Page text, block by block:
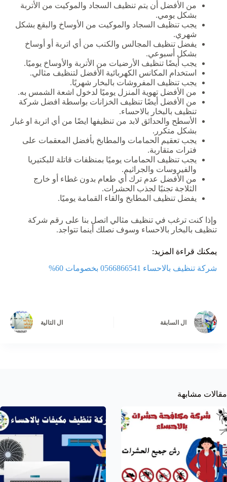
من الأفضل أن يتم تنظيف السجاد والموكيت من الأتربة
بشكل يومي.
يجب تنظيف السجاد والموكيت من الأوساخ والبقع بشكل
شهري.
يفضل تنظيف المجالس والكنب من أي اتربة أو أوساخ
بشكل أسبوعي.
يجب أيضًا تنظيف الأرضيات من الأتربة والأوساخ يوميًا.
استخدام المكانس الكهربائية الأفضل لتنظيف مثالي.
يجب تنظيف المفروشات بالبخار شهريًا.
من الأفضل تهوية المنزل يوميًا لدخول اشعة الشمس به.
من الأفضل أيضًا تنظيف الخزانات بواسطة افضل شركة
تنظيف بالبخار بالاحساء.
الأسطح والحدائق لابد من تنظيفها ايضًا من أي اتربة او غبار
بشكل متكرر.
يجب تعقيم الحمامات والمطابخ بأفضل المعقمات على
فترات متقاربة.
يجب تنظيف الحمامات يوميًا بمنظفات قاتلة للبكتيريا
والفيروسات والجراثيم.
من الأفضل عدم ترك أي طعام بدون غطاء أو خارج
الثلاجة تجنبًا لجذب الحشرات.
يفضل تنظيف المطابخ والقاء القمامة يوميًا.
وإذا كنت ترغب في تنظيف مثالي اتصل بنا على رقم شركة
تنظيف بالبخار بالاحساء وسوف نصلك أينما تتواجد.
يمكنك قراءة المزيد:
شركة تنظيف بالاحساء 0566866541 بخصومات 60%
ال السابقة ال التالية
مقالات مشابهة